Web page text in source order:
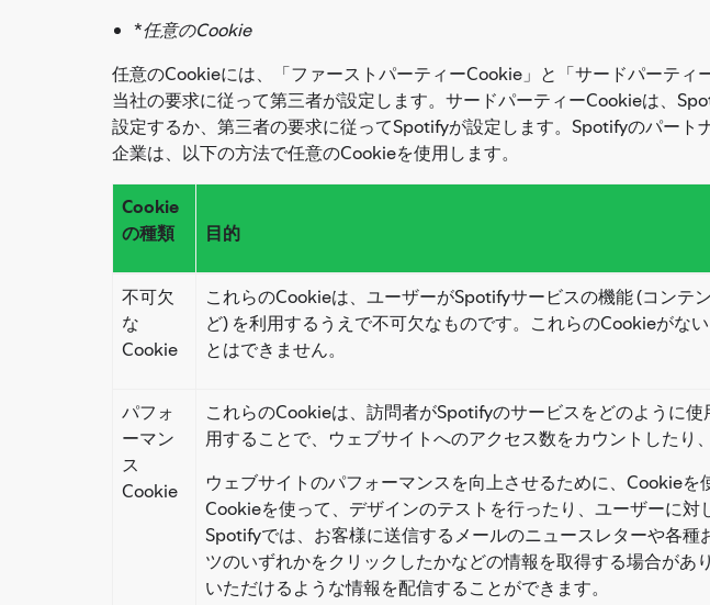
*任意のCookie
任意のCookieには、「ファーストパーティーCookie」と「サードパーテ
当社の要求に従って第三者が設定します。サードパーティーCookieは、
設定するか、第三者の要求に従ってSpotifyが設定します。Spotifyのパート
企業は、以下の方法で任意のCookieを使用します。
Cookie
の種類
目的
不可欠
な
Cookie
これらのCookieは、ユーザーがSpotifyサービスの機能 (コン
ど) を利用するうえで不可欠なものです。これらのCookieがな
とはできません。
パフォ
ーマン
ス
Cookie
これらのCookieは、訪問者がSpotifyのサービスをどのように
用することで、ウェブサイトへのアクセス数をカウントしたり
ウェブサイトのパフォーマンスを向上させるために、Cookie
Cookieを使って、デザインのテストを行ったり、ユーザーに
Spotifyでは、お客様に送信するメールのニュースレターや各
ツのいずれかをクリックしたかなどの情報を取得する場合が
いただけるような情報を配信することができます。